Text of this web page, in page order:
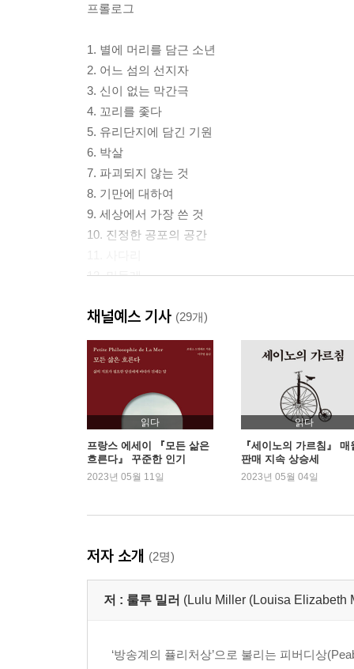
프롤로그
1. 별에 머리를 담근 소년
2. 어느 섬의 선지자
3. 신이 없는 막간극
4. 꼬리를 좇다
5. 유리단지에 담긴 기원
6. 박살
7. 파괴되지 않는 것
8. 기만에 대하여
9. 세상에서 가장 쓴 것
10. 진정한 공포의 공간
12. 민들레
에필로그
삽화에 관한 몇 마디
변화에 관한 몇 마디
감사의 말
주석
채널예스 기사 (29개)
읽다
프랑스 에세이 『모든 삶은
흐른다』 꾸준한 인기
2023년 05월 11일
읽다
『세이노의 가르침』 매
판매 지속 상승세
2023년 05월 04일
저자 소개 (2명)
저 : 룰루 밀러 (Lulu Miller (Louisa Elizabeth
‘방송계의 퓰리처상’으로 불리는 피버디상